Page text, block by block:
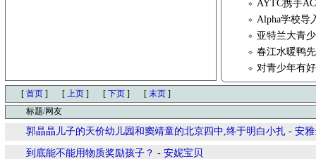
AYTC携手
Alpha学校导
亚特兰大青
春江水暖鸭
对青少年有
[ 首页 ] [ 上页 ] [ 下页 ] [ 末页 ]
标题/网友
郭晶晶儿子的天价幼儿园和窦靖童的北京四中,终于明白小扎 - 安
到底能不能用物质奖励孩子？ - 安妮宝贝